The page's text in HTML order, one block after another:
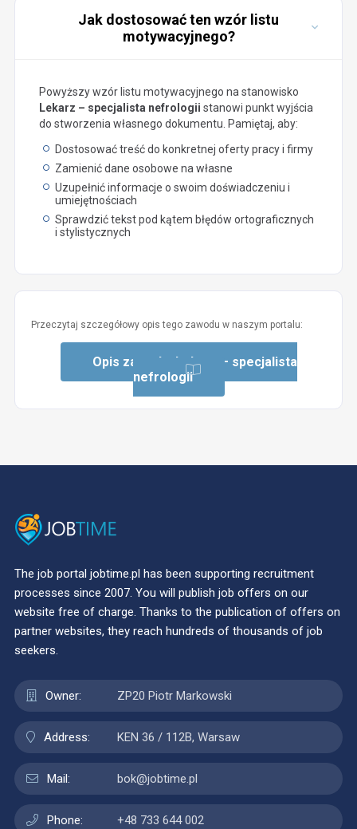
Jak dostosować ten wzór listu
motywacyjnego?
Powyższy wzór listu motywacyjnego na stanowisko
Lekarz – specjalista nefrologii stanowi punkt wyjścia
do stworzenia własnego dokumentu. Pamiętaj, aby:
Dostosować treść do konkretnej oferty pracy i firmy
Zamienić dane osobowe na własne
Uzupełnić informacje o swoim doświadczeniu i
umiejętnościach
Sprawdzić tekst pod kątem błędów ortograficznych
i stylistycznych
Przeczytaj szczegółowy opis tego zawodu w naszym portalu:
Opis zawodu: Lekarz – specjalista
nefrologii
The job portal jobtime.pl has been supporting recruitment
processes since 2007. You will publish job offers on our
website free of charge. Thanks to the publication of offers on
partner websites, they reach hundreds of thousands of job
seekers.
Owner: ZP20 Piotr Markowski
Address: KEN 36 / 112B, Warsaw
Mail: bok@jobtime.pl
Phone: +48 733 644 002